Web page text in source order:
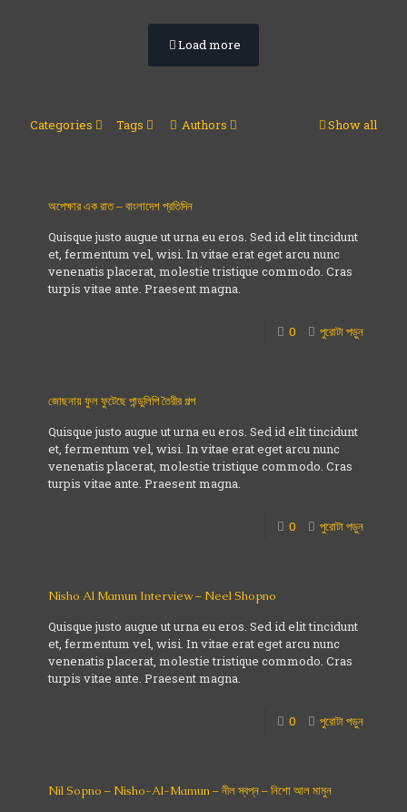
Load more
Categories Tags Authors Show all
অপেক্ষার এক রাত – বাংলাদেশ প্রতিদিন
Quisque justo augue ut urna eu eros. Sed id elit tincidunt
et, fermentum vel, wisi. In vitae erat eget arcu nunc
venenatis placerat, molestie tristique commodo. Cras
turpis vitae ante. Praesent magna.
0 পুরোটা পড়ুন
জোছনায় ফুল ফুটেছে পান্ডুলিপি তৈরীর গল্প
Quisque justo augue ut urna eu eros. Sed id elit tincidunt
et, fermentum vel, wisi. In vitae erat eget arcu nunc
venenatis placerat, molestie tristique commodo. Cras
turpis vitae ante. Praesent magna.
0 পুরোটা পড়ুন
Nisho Al Mamun Interview – Neel Shopno
Quisque justo augue ut urna eu eros. Sed id elit tincidunt
et, fermentum vel, wisi. In vitae erat eget arcu nunc
venenatis placerat, molestie tristique commodo. Cras
turpis vitae ante. Praesent magna.
0 পুরোটা পড়ুন
Nil Sopno – Nisho-Al-Mamun – নীল স্বপ্ন – নিশো আল মামুন